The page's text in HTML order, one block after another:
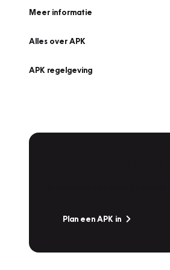
Meer informatie
Alles over APK
APK regelgeving
Plan een APK in